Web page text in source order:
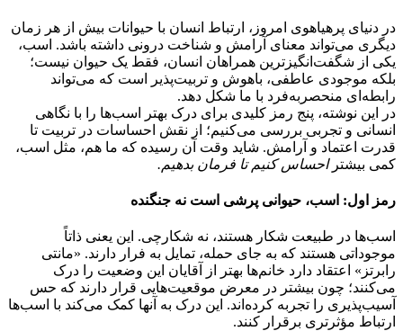
در دنیای پرهیاهوی امروز، ارتباط انسان با حیوانات بیش از هر زمان
دیگری می‌تواند معنای آرامش و شناخت درونی داشته باشد. اسب،
یکی از شگفت‌انگیزترین همراهان انسان، فقط یک حیوان نیست؛
بلکه موجودی عاطفی، باهوش و تربیت‌پذیر است که می‌تواند
رابطه‌ای منحصربه‌فرد با ما شکل دهد.
در این نوشته، پنج رمز کلیدی برای درک بهتر اسب‌ها را با نگاهی
انسانی و تجربی بررسی می‌کنیم؛ از نقش احساسات در تربیت تا
قدرت اعتماد و آرامش. شاید وقت آن رسیده که ما هم، مثل اسب،
کمی بیشتراحساس کنیم تا فرمان بدهیم.
رمز اول: اسب، حیوانی پرشی است نه جنگنده
اسب‌ها در طبیعت شکار هستند، نه شکارچی. این یعنی ذاتاً
موجوداتی هستند که به جای حمله، تمایل به فرار دارند. «مانتی
رابرتز» اعتقاد دارد خانم‌ها بهتر از آقایان این وضعیت را درک
می‌کنند؛ چون بیشتر در معرض موقعیت‌هایی قرار دارند که حس
آسیب‌پذیری را تجربه کرده‌اند. این درک به آنها کمک می‌کند با اسب‌ها
ارتباط مؤثرتری برقرار کنند.